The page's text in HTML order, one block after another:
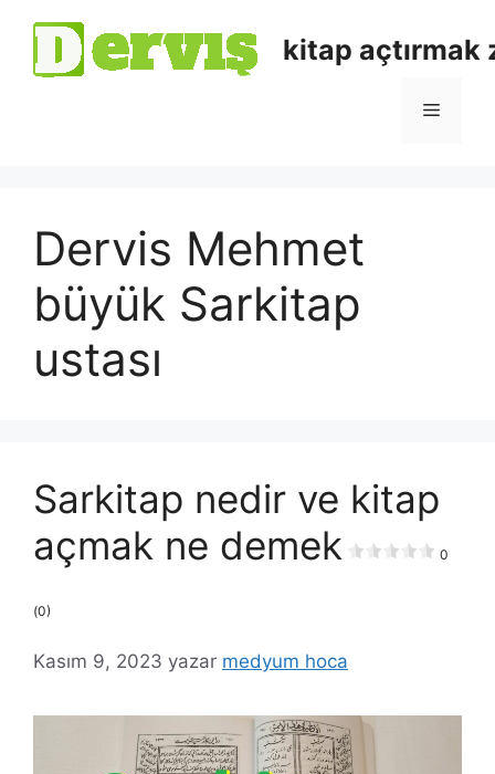
kitap açtırmak
Dervis Mehmet
büyük Sarkitap
ustası
Sarkitap nedir ve kitap
açmak ne demek
0
(0)
Kasım 9, 2023 yazar medyum hoca